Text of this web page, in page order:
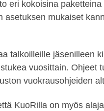
eri kokoisina paketteina
asetuksen mukaiset
talkoilleille jäsenilleen
vuosittain. Ohjeet
vuokrausohjeiden
KuoRilla on myös